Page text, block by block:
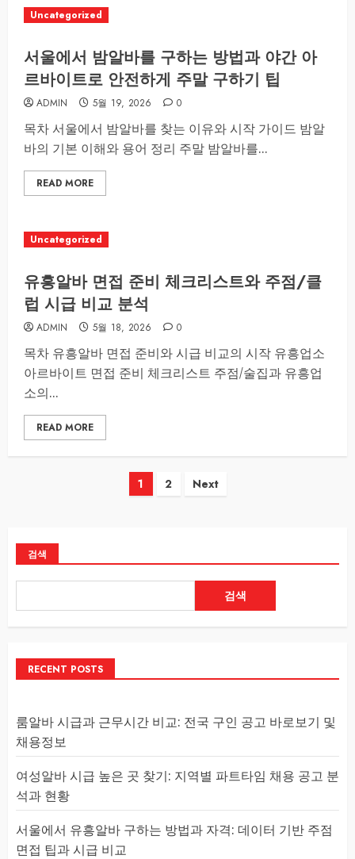
Uncategorized
서울에서 밤알바를 구하는 방법과 야간 아
르바이트로 안전하게 주말 구하기 팁
ADMIN 5월 19, 2026 0
목차 서울에서 밤알바를 찾는 이유와 시작 가이드 밤알
바의 기본 이해와 용어 정리 주말 밤알바를...
READ MORE
Uncategorized
유흥알바 면접 준비 체크리스트와 주점/클
럽 시급 비교 분석
ADMIN 5월 18, 2026 0
목차 유흥알바 면접 준비와 시급 비교의 시작 유흥업소
아르바이트 면접 준비 체크리스트 주점/술집과 유흥업
소의...
READ MORE
글
지
매
1 2 Next
검색
검색
RECENT POSTS
룸알바 시급과 근무시간 비교: 전국 구인 공고 바로보기 및
채용정보
여성알바 시급 높은 곳 찾기: 지역별 파트타임 채용 공고 분
석과 현황
서울에서 유흥알바 구하는 방법과 자격: 데이터 기반 주점
면접 팁과 시급 비교